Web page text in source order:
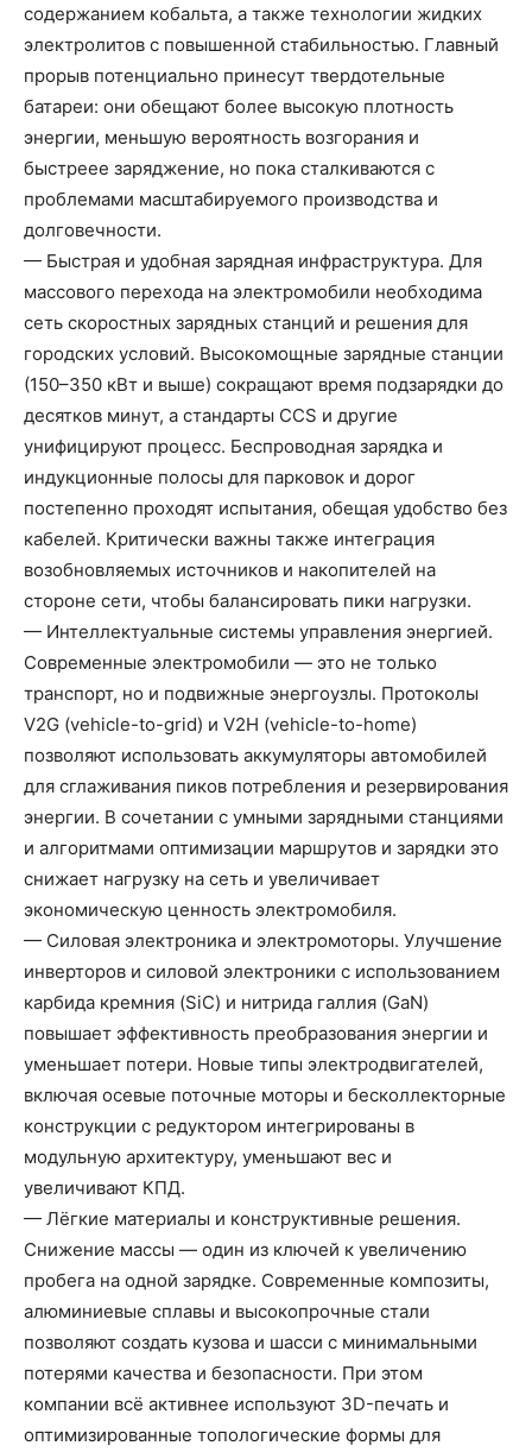
содержанием кобальта, а также технологии жидких
электролитов с повышенной стабильностью. Главный
прорыв потенциально принесут твердотельные
батареи: они обещают более высокую плотность
энергии, меньшую вероятность возгорания и
быстреее заряджение, но пока сталкиваются с
проблемами масштабируемого производства и
долговечности.
— Быстрая и удобная зарядная инфраструктура. Для
массового перехода на электромобили необходима
сеть скоростных зарядных станций и решения для
городских условий. Высокомощные зарядные станции
(150–350 кВт и выше) сокращают время подзарядки до
десятков минут, а стандарты CCS и другие
унифицируют процесс. Беспроводная зарядка и
индукционные полосы для парковок и дорог
постепенно проходят испытания, обещая удобство без
кабелей. Критически важны также интеграция
возобновляемых источников и накопителей на
стороне сети, чтобы балансировать пики нагрузки.
— Интеллектуальные системы управления энергией.
Современные электромобили — это не только
транспорт, но и подвижные энергоузлы. Протоколы
V2G (vehicle-to-grid) и V2H (vehicle-to-home)
позволяют использовать аккумуляторы автомобилей
для сглаживания пиков потребления и резервирования
энергии. В сочетании с умными зарядными станциями
и алгоритмами оптимизации маршрутов и зарядки это
снижает нагрузку на сеть и увеличивает
экономическую ценность электромобиля.
— Силовая электроника и электромоторы. Улучшение
инверторов и силовой электроники с использованием
карбида кремния (SiC) и нитрида галлия (GaN)
повышает эффективность преобразования энергии и
уменьшает потери. Новые типы электродвигателей,
включая осевые поточные моторы и бесколлекторные
конструкции с редуктором интегрированы в
модульную архитектуру, уменьшают вес и
увеличивают КПД.
— Лёгкие материалы и конструктивные решения.
Снижение массы — один из ключей к увеличению
пробега на одной зарядке. Современные композиты,
алюминиевые сплавы и высокопрочные стали
позволяют создать кузова и шасси с минимальными
потерями качества и безопасности. При этом
компании всё активнее используют 3D-печать и
оптимизированные топологические формы для